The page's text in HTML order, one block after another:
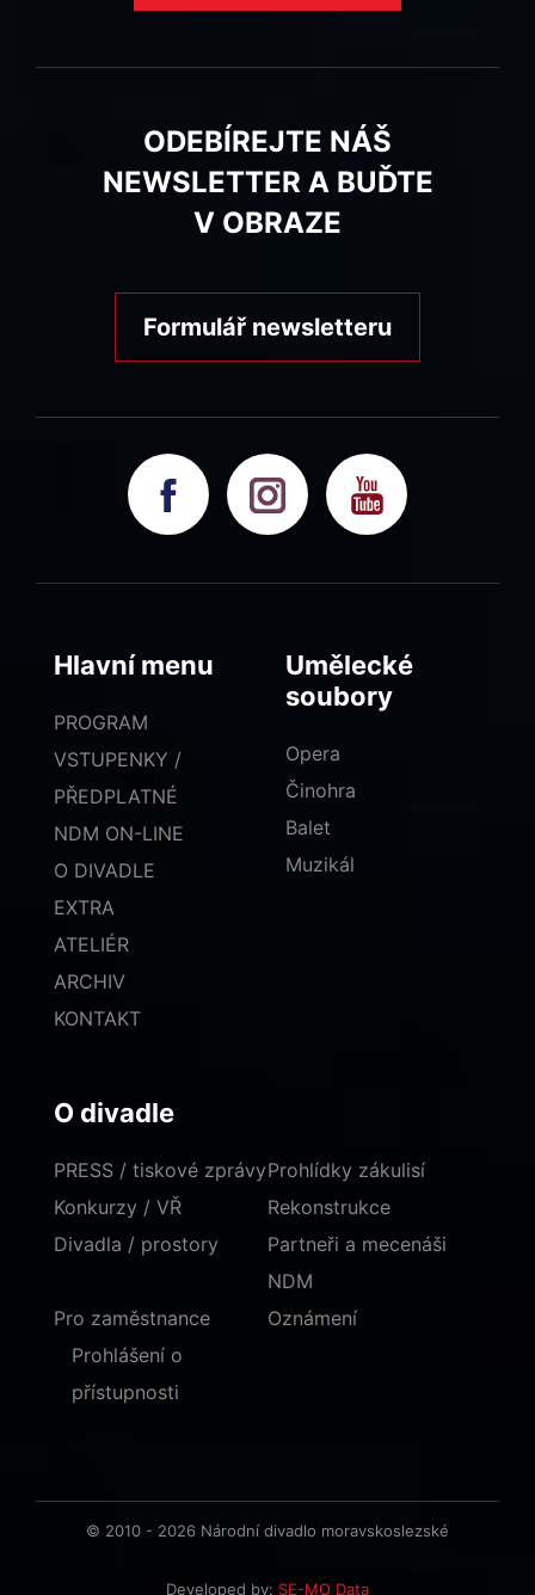
ODEBÍREJTE NÁŠ
NEWSLETTER A BUĎTE
V OBRAZE
Formulář newsletteru
Hlavní menu
PROGRAM
VSTUPENKY /
PŘEDPLATNÉ
NDM ON-LINE
O DIVADLE
EXTRA
ATELIÉR
ARCHIV
KONTAKT
Umělecké
soubory
Opera
Činohra
Balet
Muzikál
O divadle
PRESS / tiskové zprávy
Konkurzy / VŘ
Divadla / prostory
Prohlídky zákulisí
Rekonstrukce
Partneři a mecenáši
NDM
Pro zaměstnance
Oznámení
Prohlášení o
přístupnosti
© 2010 - 2026 Národní divadlo moravskoslezské
Developed by: SE-MO Data